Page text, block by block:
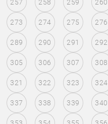
257 258 259 260
273 274 275 276
289 290 291 292
305 306 307 308
321 322 323 324
337 338 339 340